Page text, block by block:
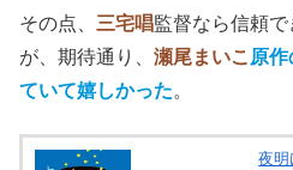
その点、 三宅唱監督なら信頼
が、期待通り、 瀬尾まいこ 原
ていて嬉しかった。
夜明